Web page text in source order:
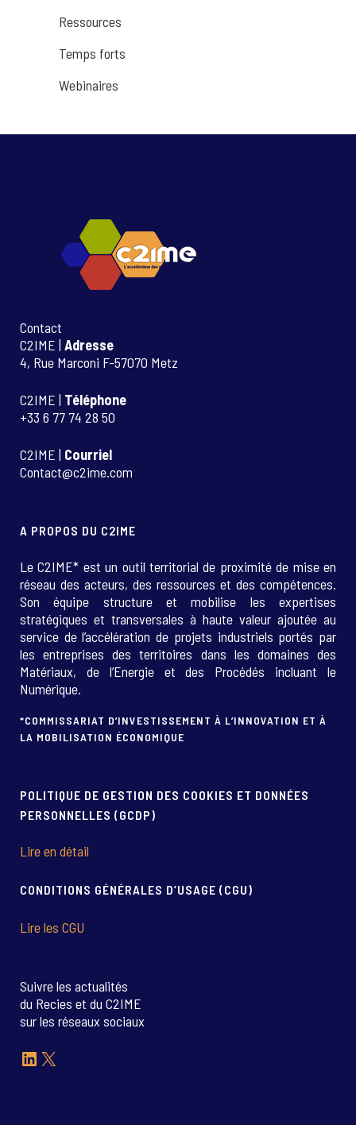
Ressources
Temps forts
Webinaires
Contact
C2IME | Adresse
4, Rue Marconi F-57070 Metz
C2IME | Téléphone
+33 6 77 74 28 50
C2IME | Courriel
Contact@c2ime.com
A PROPOS DU C2IME
Le C2IME* est un outil territorial de proximité de mise en
réseau des acteurs, des ressources et des compétences.
Son équipe structure et mobilise les expertises
stratégiques et transversales à haute valeur ajoutée au
service de l’accélération de projets industriels portés par
les entreprises des territoires dans les domaines des
Matériaux, de l’Energie et des Procédés incluant le
Numérique.
*COMMISSARIAT D’INVESTISSEMENT À L’INNOVATION ET À
LA MOBILISATION ÉCONOMIQUE
POLITIQUE DE GESTION DES COOKIES ET DONNÉES
PERSONNELLES (GCDP)
Lire en détail
CONDITIONS GÉNÉRALES D’USAGE (CGU)
Lire les CGU
Suivre les actualités
du Recies et du C2IME
sur les réseaux sociaux
LinkedIn
X